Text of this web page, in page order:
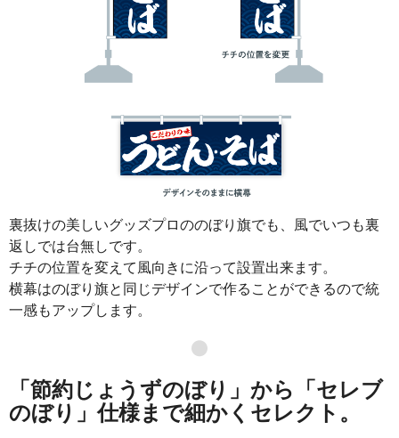
裏抜けの美しいグッズプロののぼり旗でも、風でいつも裏
返しでは台無しです。
チチの位置を変えて風向きに沿って設置出来ます。
横幕はのぼり旗と同じデザインで作ることができるので統
一感もアップします。
●
「節約じょうずのぼり」から「セレブ
のぼり」仕様まで細かくセレクト。